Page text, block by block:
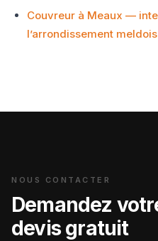
Couvreur à Meaux —
l’arrondissement meldois
NOUS CONTACTER
Demandez
devis gratuit